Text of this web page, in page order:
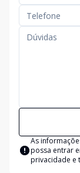
As
possa entrar
privacidade e